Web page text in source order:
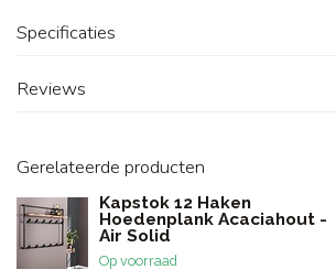
Specificaties
Reviews
Gerelateerde producten
Kapstok 12 Haken
Hoedenplank Acaciahout -
Air Solid
Op voorraad